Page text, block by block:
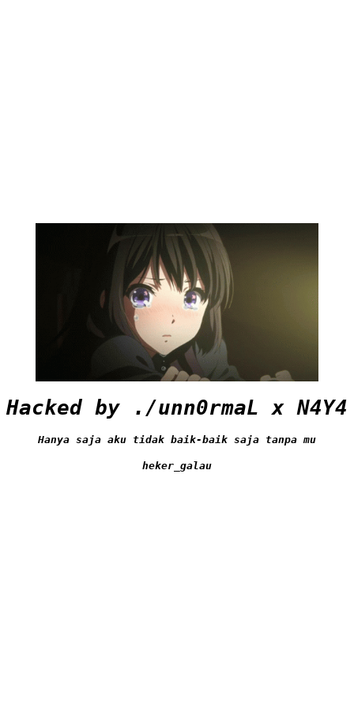
Hacked by ./unn0rmaL x N4Y4
Hanya saja aku tidak baik-baik saja tanpa mu
heker_galau